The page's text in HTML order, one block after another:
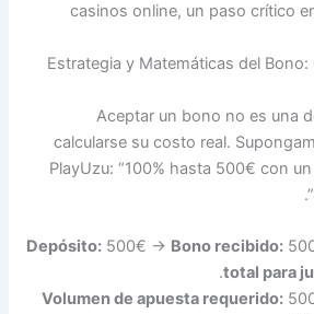
casinos online, un paso crítico
Estrategia y Matemáticas del Bono:
Aceptar un bono no es una
calcularse su costo real.
PlayUzu: “100% hasta 500€ con
Depósito:500€ -> Bono recibido:
total para
Volumen de apuesta requerido: